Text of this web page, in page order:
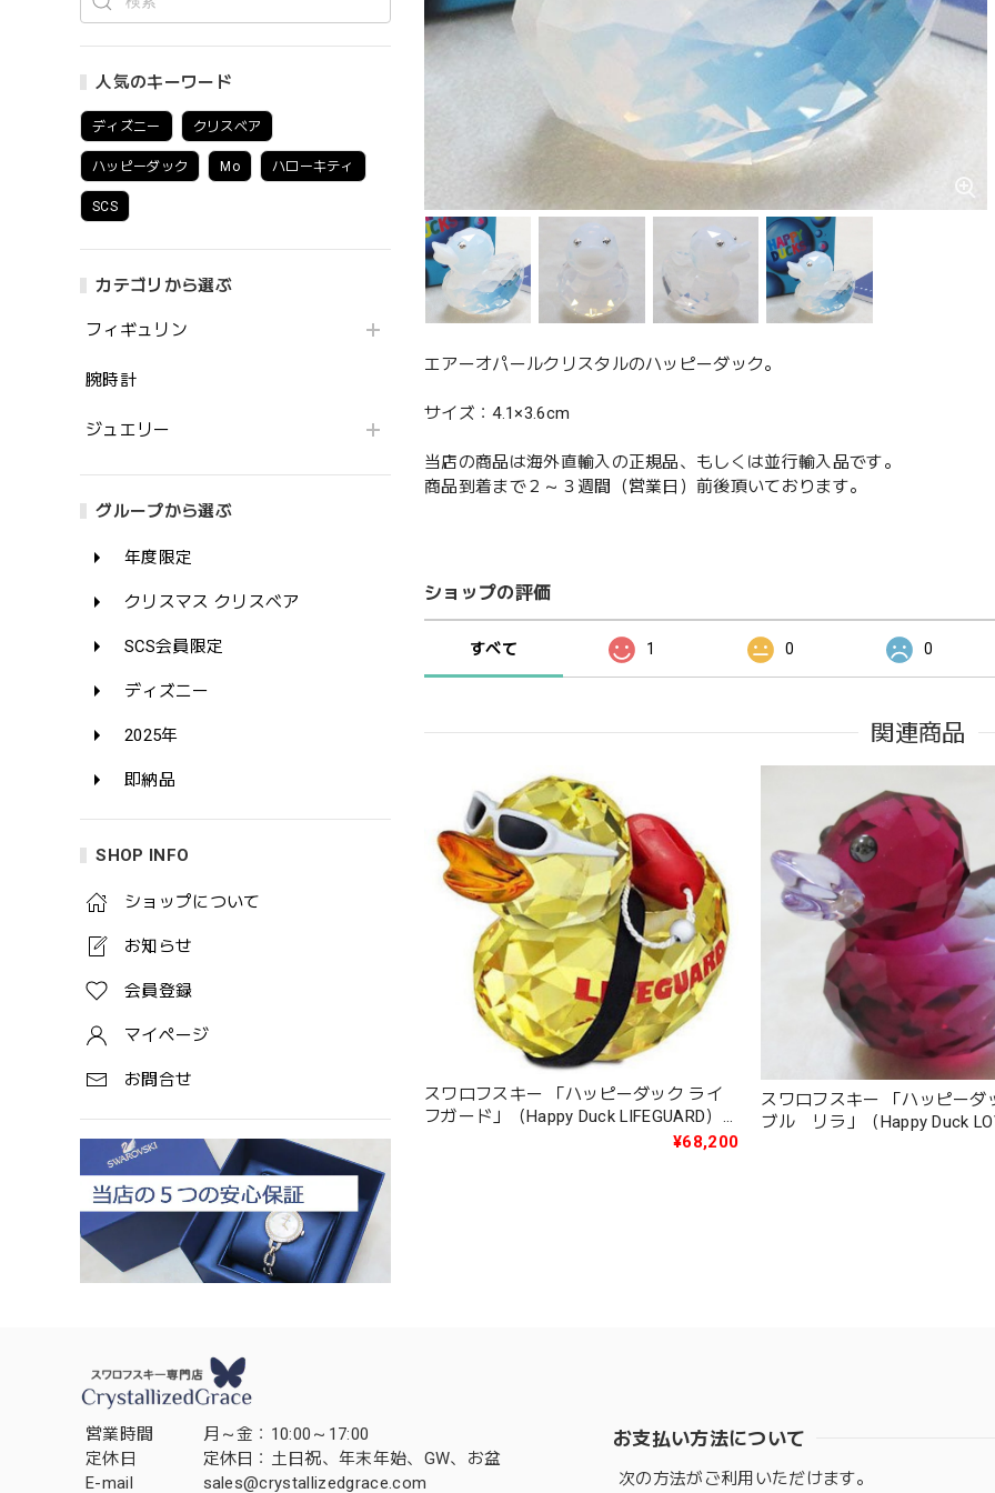
人気のキーワード
ディズニー クリスベア
ハッピーダック Mo ハローキティ
SCS
カテゴリから選ぶ
フィギュリン
腕時計
ジュエリー
グループから選ぶ
年度限定
クリスマス クリスベア
SCS会員限定
ディズニー
2025年
即納品
SHOP INFO
ショップについて
お知らせ
会員登録
マイページ
お問合せ
エアーオパールクリスタルのハッピーダック。
サイズ：4.1×3.6cm
当店の商品は海外直輸入の正規品、もしくは並行輸入品です。
商品到着まで２～３週間（営業日）前後頂いております。
ショップの評価
すべて 1 0 0
関連商品
スワロフスキー 「ハッピーダック ライ
フガード」（Happy Duck LIFEGUARD）
¥68,200
スワロフスキー 「ハッピーダ
ブル リラ」（Happy Duck
営業時間
月～金：10:00～17:00
定休日
定休日：土日祝、年末年始、GW、お盆
E-mail
sales@crystallizedgrace.com
お支払い方法について
次の方法がご利用いただけます。